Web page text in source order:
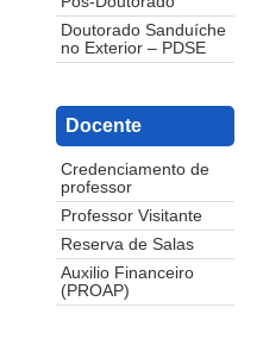
Doutorado Sanduíche
no Exterior – PDSE
Docente
Credenciamento de
professor
Professor Visitante
Reserva de Salas
Auxilio Financeiro
(PROAP)